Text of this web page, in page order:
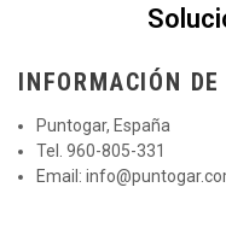
INFORMACIÓN
Puntogar, España
Tel. 960-805-331
Email: